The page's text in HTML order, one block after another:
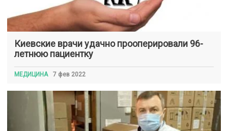
Киевские врачи удачно прооперировали 96-
летнюю пациентку
МЕДИЦИНА 7 фев 2022